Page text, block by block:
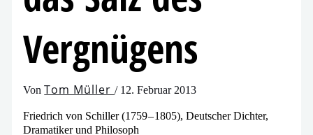
Vergnügens
VonTom Müller/ 12. Februar 2013
Friedrich von Schiller (1759 – 1805), Deutscher Dichter,
Dramatiker und Philosoph